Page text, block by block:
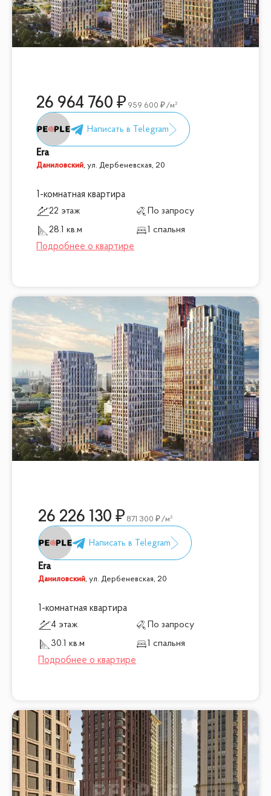
26 964 760 959 600 /м²
Era
Даниловский,ул. Дербеневская, 20
1-комнатная квартира
22 этаж
По запросу
28.1 кв.м
1 спальня
26 226 130 871 300 /м²
Era
Даниловский,ул. Дербеневская, 20
1-комнатная квартира
4 этаж
По запросу
30.1 кв.м
1 спальня